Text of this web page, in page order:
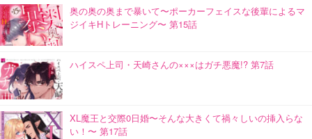
奥の奥の奥まで暴いて〜ポーカーフェイスな後輩によるマ
ジイキHトレーニング〜 第15話
ハイスペ上司・天崎さんの×××はガチ悪魔!? 第7話
XL魔王と交際0日婚〜そんな大きくて禍々しいの挿入らな
い！〜 第17話